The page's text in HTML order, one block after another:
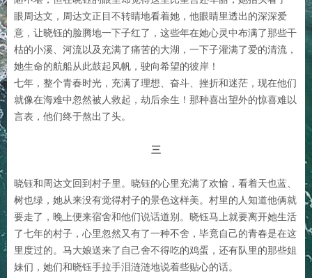
眼周达文，周达文正目不转睛地看着她，他眼睛里透出的深深爱
意，让晓钰的脸腾地一下子红了，这些年在她心灵中布满了那些干
枯的小溪、河流以及充满了痛苦的大湖，一下子灌满了爱的清流，
她生命的航船从此鼓起风帆，驶向希望的彼岸！
七年，整个青春时光，充满了理想、奋斗、挫折和迷茫，现在他们
就像在海难中忽然被人救起，劫后余生！那种喜出望外的惊喜难以
言表，他们终于熬出了头。
三
晓钰和周达文回到村子里。晓钰的心里充满了欢愉，看着天也蓝、
树也绿，她从来没有觉得村子的景色这样美。村里的人知道他俩就
要走了，晚上便来宿舍和他们说话道别。晓钰马上就要离开她生活
了七年的村子，心里忽然又有了一种不舍，毕竟自己的青春是在这
里度过的。马大娘送来了自己舍不得吃的鸡蛋，还有队里的那些姐
妹们，她们和晓钰手拉手泪涟涟地说着些贴心的话。